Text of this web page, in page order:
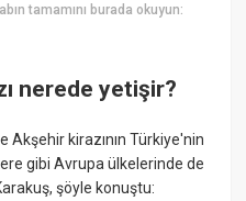
tamamını burada okuyun:
nerede yetişir?
kirazının Türkiye'nin
gibi Avrupa ülkelerinde de
şöyle konuştu: